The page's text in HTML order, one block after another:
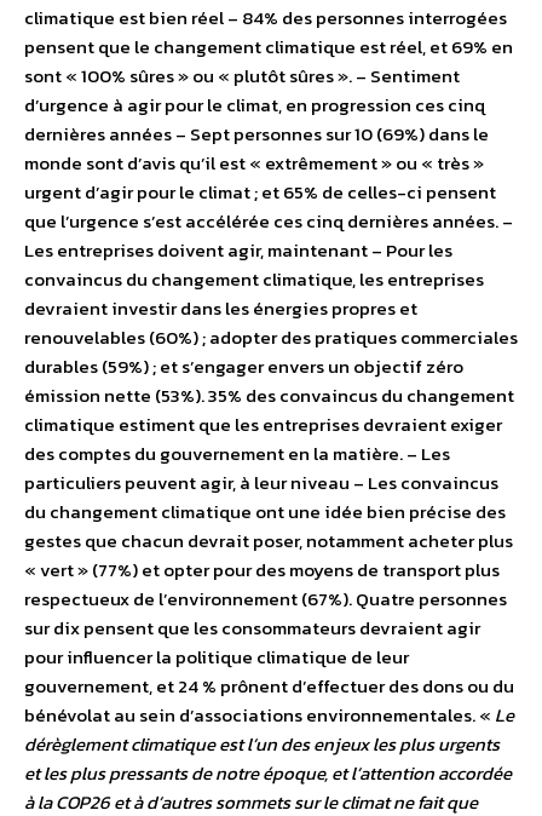
climatique est bien réel – 84% des personnes interrogées
pensent que le changement climatique est réel, et 69% en
sont « 100% sûres » ou « plutôt sûres ». – Sentiment
d’urgence à agir pour le climat, en progression ces cinq
dernières années – Sept personnes sur 10 (69%) dans le
monde sont d’avis qu’il est « extrêmement » ou « très »
urgent d’agir pour le climat ; et 65% de celles-ci pensent
que l’urgence s’est accélérée ces cinq dernières années. –
Les entreprises doivent agir, maintenant – Pour les
convaincus du changement climatique, les entreprises
devraient investir dans les énergies propres et
renouvelables (60%) ; adopter des pratiques commerciales
durables (59%) ; et s’engager envers un objectif zéro
émission nette (53%). 35% des convaincus du changement
climatique estiment que les entreprises devraient exiger
des comptes du gouvernement en la matière. – Les
particuliers peuvent agir, à leur niveau – Les convaincus
du changement climatique ont une idée bien précise des
gestes que chacun devrait poser, notamment acheter plus
« vert » (77%) et opter pour des moyens de transport plus
respectueux de l’environnement (67%). Quatre personnes
sur dix pensent que les consommateurs devraient agir
pour influencer la politique climatique de leur
gouvernement, et 24 % prônent d’effectuer des dons ou du
bénévolat au sein d’associations environnementales. « Le
dérèglement climatique est l’un des enjeux les plus urgents
et les plus pressants de notre époque, et l’attention accordée
à la COP26 et à d’autres sommets sur le climat ne fait que